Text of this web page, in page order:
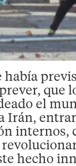
había
que
el
Irán,
internos,
hecho